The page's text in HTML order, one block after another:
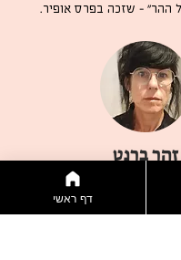
ההר״ – שזכה בפרס אופיר.
זהר ברנט
עצמאית, במאית ועורכת
שונות. סרטיה התיעודיים
דף ראשי